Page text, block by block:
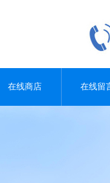
在线商店 在线留